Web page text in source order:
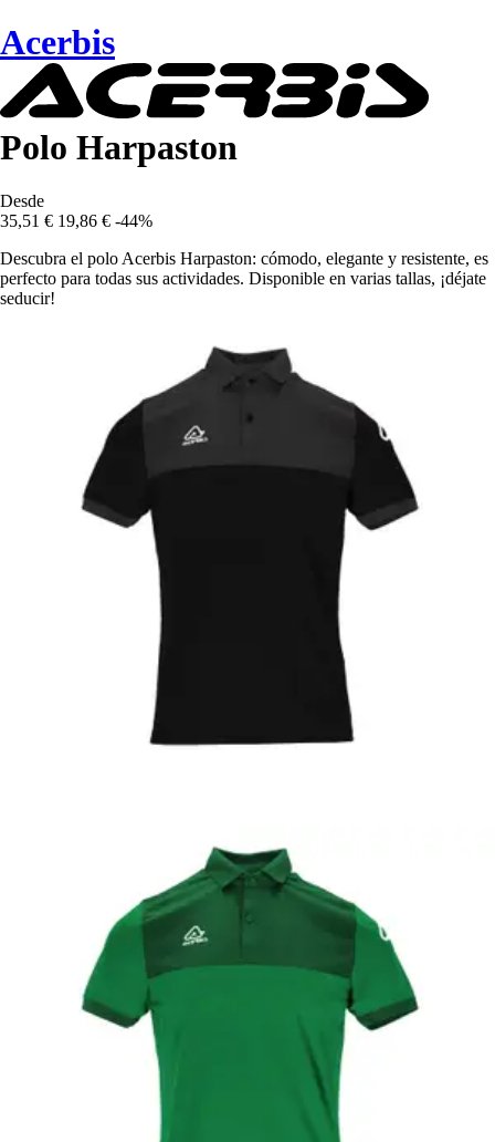
Acerbis
Polo Harpaston
Desde
35,51 € 19,86 € -44%
Descubra el polo Acerbis Harpaston: cómodo, elegante y resistente, es
perfecto para todas sus actividades. Disponible en varias tallas, ¡déjate
seducir!